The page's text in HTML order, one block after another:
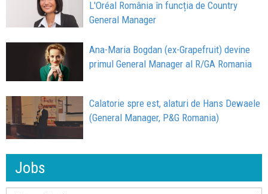
L'Oréal România în funcția de Country
General Manager
Ana-Maria Bogdan (ex-Grapefruit) devine
primul General Manager al R/GA Romania
Calatorie spre est, alaturi de Hans Dewaele
(General Manager, P&G Romania)
Jobs